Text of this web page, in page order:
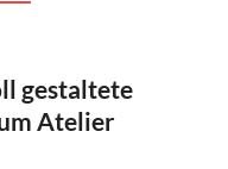
gestaltete
Atelier